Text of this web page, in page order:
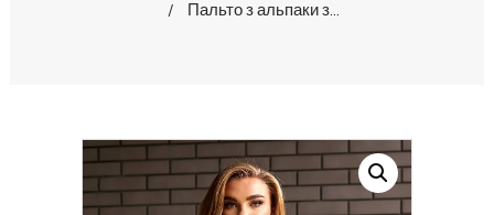
Пальто з альпаки з...